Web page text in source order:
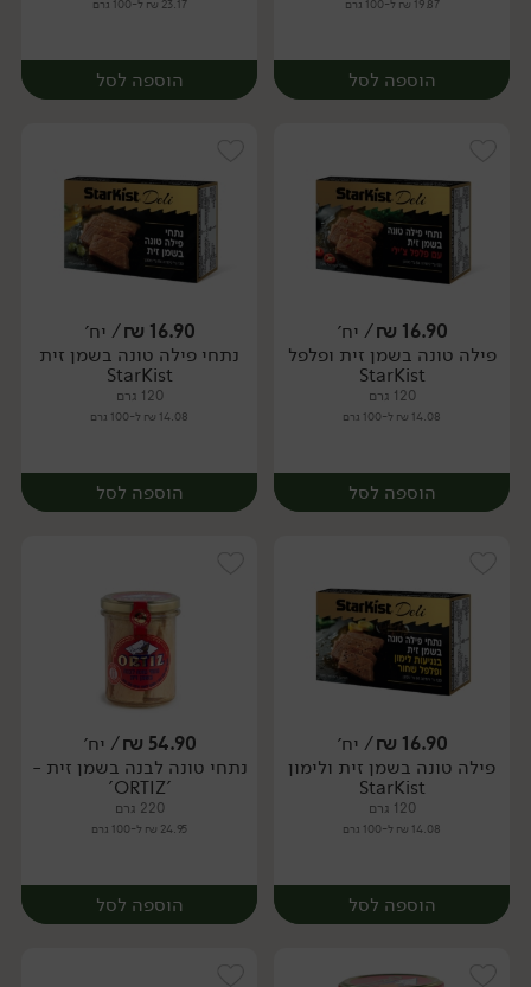
19.87 ₪ ל-100 גרם
הוספה לסל
יח׳
23.17 ₪ ל-100 גרם
הוספה לסל
יח׳
16.90
₪/ יח׳
פילה טונה בשמן זית ופלפל
StarKist
120 גרם
14.08 ₪ ל-100 גרם
הוספה לסל
יח׳
16.90
₪/ יח׳
נתחי פילה טונה בשמן זית
StarKist
120 גרם
14.08 ₪ ל-100 גרם
הוספה לסל
יח׳
16.90
₪/ יח׳
פילה טונה בשמן זית ולימון
StarKist
120 גרם
14.08 ₪ ל-100 גרם
הוספה לסל
54.90
₪/ יח׳
נתחי טונה לבנה בשמן זית -
'ORTIZ'
220 גרם
24.95 ₪ ל-100 גרם
הוספה לסל